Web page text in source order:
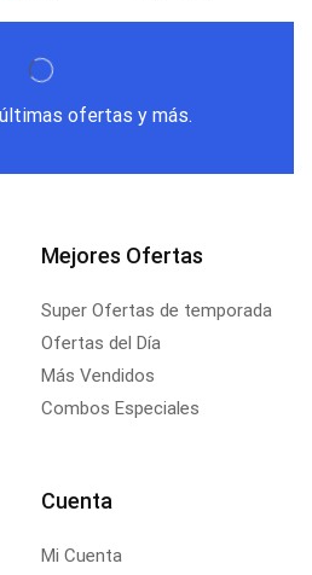
ofertas y más.
Mejores Ofertas
Super Ofertas de temporada
Ofertas del Día
Más Vendidos
Combos Especiales
Cuenta
Mi Cuenta